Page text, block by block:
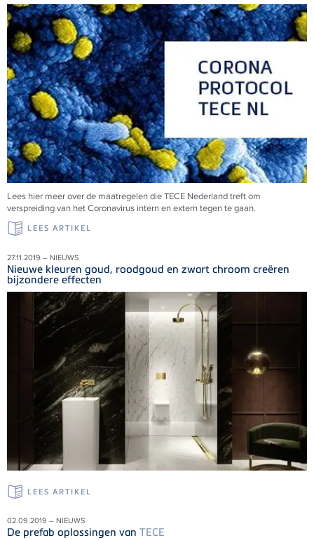
Lees hier meer over de maatregelen die TECE Nederland treft om
verspreiding van het Coronavirus intern en extern tegen te gaan.
LEES ARTIKEL
27.11.2019 – NIEUWS
Nieuwe kleuren goud, roodgoud en zwart chroom creëren
bijzondere effecten
LEES ARTIKEL
02.09.2019 – NIEUWS
De prefab oplossingen van TECE